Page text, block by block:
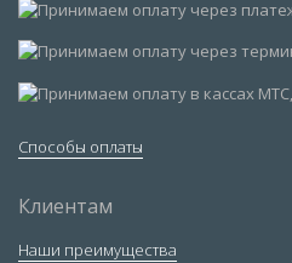
Способы оплаты
Клиентам
Наши преимущества